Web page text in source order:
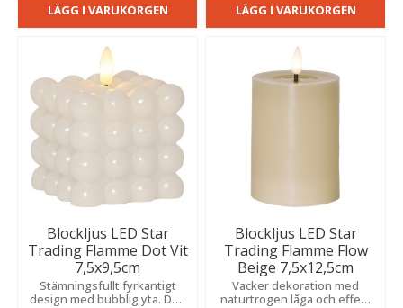
LÄGG I VARUKORGEN LÄGG I VARUKORGEN
Blockljus LED Star
Trading Flamme Dot Vit
7,5x9,5cm
Stämningsfullt fyrkantigt
design med bubblig yta. Den
Blockljus LED Star
Trading Flamme Flow
Beige 7,5x12,5cm
Vacker dekoration med
naturtrogen låga och effekt